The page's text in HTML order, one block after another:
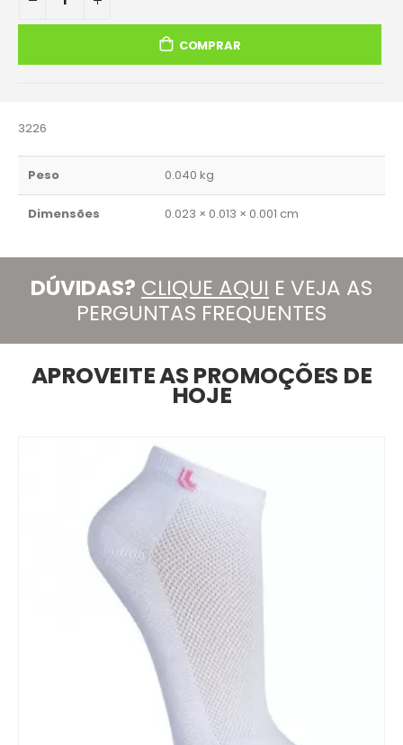
COMPRAR
3226
Peso 0.040 kg
Dimensões 0.023 × 0.013 × 0.001 cm
DÚVIDAS? CLIQUE AQUI E VEJA AS
PERGUNTAS FREQUENTES
APROVEITE AS PROMOÇÕES DE
HOJE